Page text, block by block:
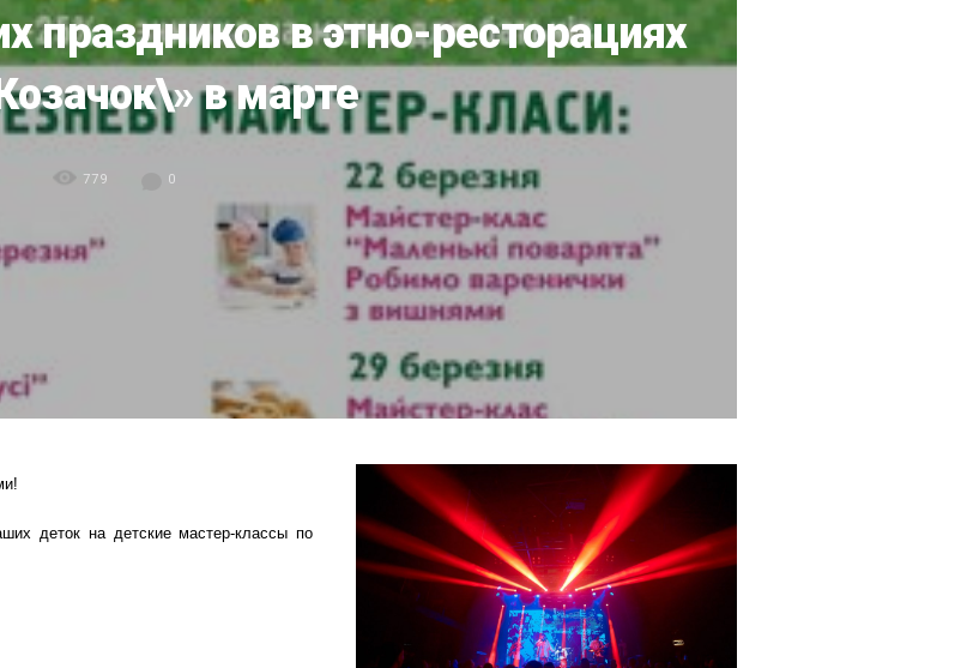
праздников в этно-ресторациях
в марте
779 0
деток на детские мастер-классы по